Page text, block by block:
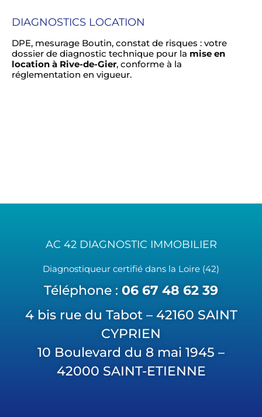
DIAGNOSTICS LOCATION
DPE, mesurage Boutin, constat de risques : votre
dossier de diagnostic technique pour la mise en
location à Rive-de-Gier, conforme à la
réglementation en vigueur.
AC 42 DIAGNOSTIC IMMOBILIER
Diagnostiqueur certifié dans la Loire (42)
Téléphone : 06 67 48 62 39
4 bis rue du Tabot – 42160 SAINT
CYPRIEN
10 Boulevard du 8 mai 1945 –
42000 SAINT-ETIENNE